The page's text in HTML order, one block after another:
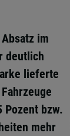
im
deutlich
lieferte
Pozent bzw.
mehr